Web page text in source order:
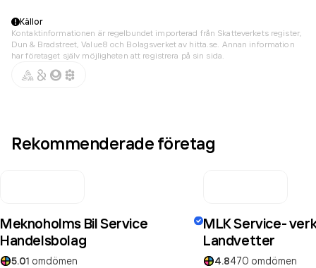
Källor
Kontaktinformationen är regelbundet importerad från Skatteverkets register,
Dun & Bradstreet, Value8 och Bolagsverket av hitta.se. Annan information
har företaget själv möjligheten att registrera på sin sida.
Rekommenderade företag
Meknoholms Bil Service
Handelsbolag
5.01 omdömen
MLK Service-
Landvetter
4.8470 omdömen